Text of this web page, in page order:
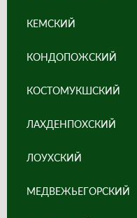
КЕМСКИЙ
КОНДОПОЖСКИЙ
КОСТОМУКШСКИЙ
ЛАХДЕНПОХСКИЙ
ЛОУХСКИЙ
МЕДВЕЖЬЕГОРСКИЙ